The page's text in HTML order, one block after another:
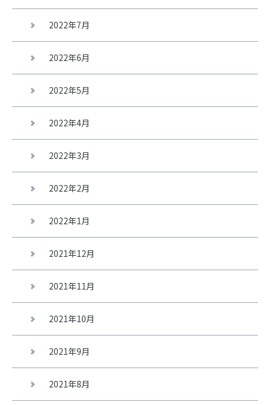
2022年7月
2022年6月
2022年5月
2022年4月
2022年3月
2022年2月
2022年1月
2021年12月
2021年11月
2021年10月
2021年9月
2021年8月